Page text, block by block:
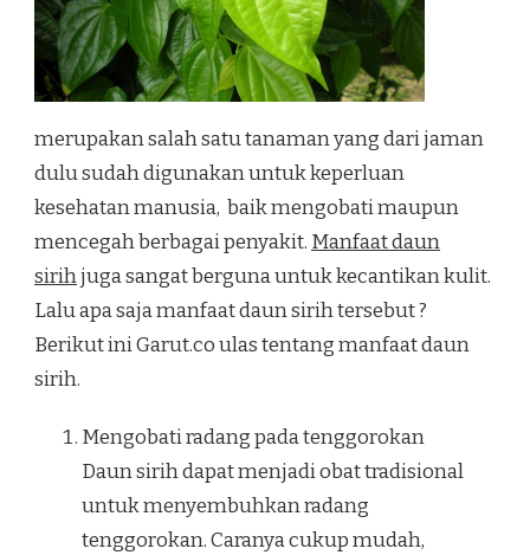
merupakan salah satu tanaman yang dari jaman
dulu sudah digunakan untuk keperluan
kesehatan manusia, baik mengobati maupun
mencegah berbagai penyakit. Manfaat daun
sirihjuga sangat berguna untuk kecantikan kulit.
Lalu apa saja manfaat daun sirih tersebut ?
Berikut ini Garut.co ulas tentang manfaat daun
sirih.
Mengobati radang pada tenggorokan
Daun sirih dapat menjadi obat tradisional
untuk menyembuhkan radang
tenggorokan. Caranya cukup mudah,